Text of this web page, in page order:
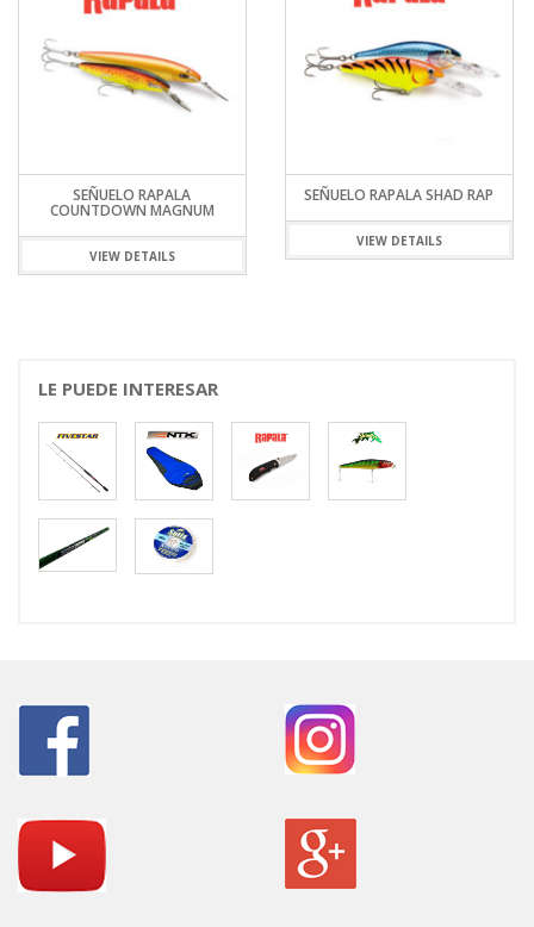
SEÑUELO RAPALA
COUNTDOWN MAGNUM
VIEW DETAILS
SEÑUELO RAPALA SHAD RAP
VIEW DETAILS
LE PUEDE INTERESAR